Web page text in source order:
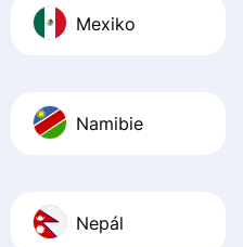
Mexiko
Namibie
Nepál